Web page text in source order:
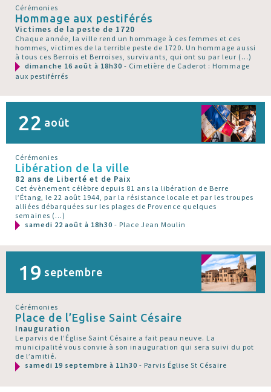
Cérémonies
Hommage aux pestiférés
Victimes de la peste de 1720
Chaque année, la ville rend un hommage à ces femmes et ces
hommes, victimes de la terrible peste de 1720. Un hommage aussi
à tous ces Berrois et Berroises, survivants, qui ont su par leur (…)
dimanche 16 août à 18h30 - Cimetière de Caderot : Hommage
aux pestiférrés
22 août
Cérémonies
Libération de la ville
82 ans de Liberté et de Paix
Cet évènement célèbre depuis 81 ans la libération de Berre
l’Étang, le 22 août 1944, par la résistance locale et par les troupes
alliées débarquées sur les plages de Provence quelques
semaines (…)
samedi 22 août à 18h30 - Place Jean Moulin
19 septembre
Cérémonies
Place de l’Eglise Saint Césaire
Inauguration
Le parvis de l’Église Saint Césaire a fait peau neuve. La
municipalité vous convie à son inauguration qui sera suivi du pot
de l’amitié.
samedi 19 septembre à 11h30 - Parvis Église St Césaire